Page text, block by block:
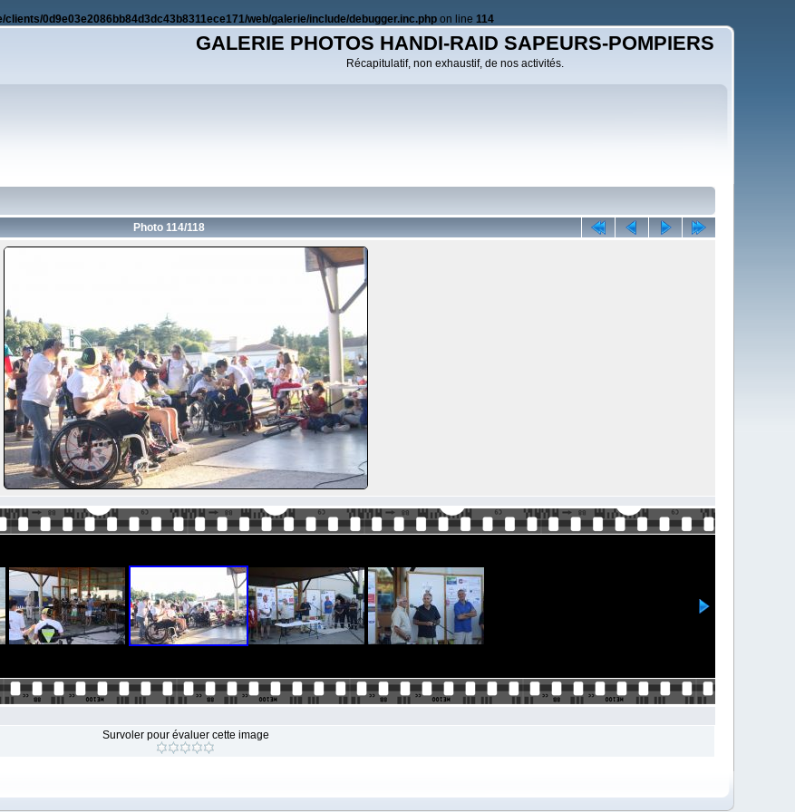
clients/0d9e03e2086bb84d3dc43b8311ece171/web/galerie/include/debugger.inc.php on line114
GALERIE PHOTOS HANDI-RAID SAPEURS-POMPIERS
Récapitulatif, non exhaustif, de nos activités.
Photo 114/118
Survoler pour évaluer cette image